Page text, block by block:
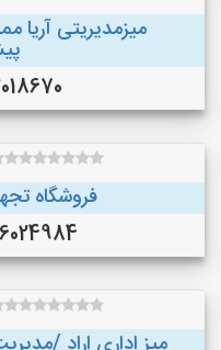
میزمدیریتی آریا
فروشگاه
09196024984